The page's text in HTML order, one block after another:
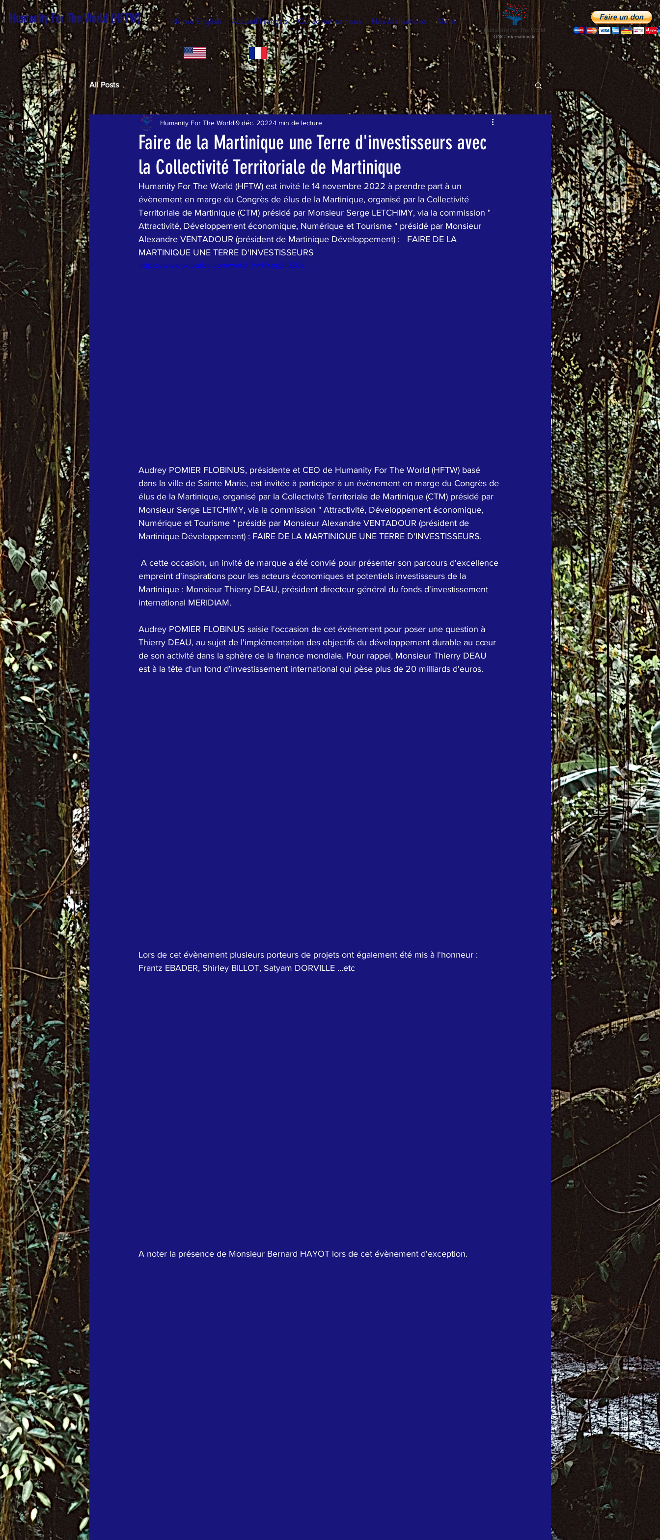
Humanity For The World (HFTW) Home English Accueil Français Qui sommes nous Nos réalisations More
All Posts
Faire de la Martinique une Terre d'investisseurs avec
la Collectivité Territoriale de Martinique
Humanity For The World 9 déc. 2022 1 min de lecture
Humanity For The World (HFTW) est invité le 14 novembre 2022 à prendre part à un
évènement en marge du Congrès de élus de la Martinique, organisé par la Collectivité
Territoriale de Martinique (CTM) présidé par Monsieur Serge LETCHIMY, via la commission "
Attractivité, Développement économique, Numérique et Tourisme " présidé par Monsieur
Alexandre VENTADOUR (président de Martinique Développement) :   FAIRE DE LA
MARTINIQUE UNE TERRE D'INVESTISSEURS
https://www.youtube.com/watch?v=hKog2IIZ8Js
Audrey POMIER FLOBINUS, présidente et CEO de Humanity For The World (HFTW) basé
dans la ville de Sainte Marie, est invitée à participer à un évènement en marge du Congrès de
élus de la Martinique, organisé par la Collectivité Territoriale de Martinique (CTM) présidé par
Monsieur Serge LETCHIMY, via la commission " Attractivité, Développement économique,
Numérique et Tourisme " présidé par Monsieur Alexandre VENTADOUR (président de
Martinique Développement) : FAIRE DE LA MARTINIQUE UNE TERRE D'INVESTISSEURS.
empreint d'inspirations pour les acteurs économiques et potentiels investisseurs de la
Martinique : Monsieur Thierry DEAU, président directeur général du fonds d'investissement
international MERIDIAM.
Audrey POMIER FLOBINUS saisie l'occasion de cet événement pour poser une question à
Thierry DEAU, au sujet de l'implémentation des objectifs du développement durable au cœur
de son activité dans la sphère de la finance mondiale. Pour rappel, Monsieur Thierry DEAU
est à la tête d'un fond d'investissement international qui pèse plus de 20 milliards d'euros.
Lors de cet évènement plusieurs porteurs de projets ont également été mis à l'honneur :
Frantz EBADER, Shirley BILLOT, Satyam DORVILLE ...etc
A noter la présence de Monsieur Bernard HAYOT lors de cet évènement d'exception.